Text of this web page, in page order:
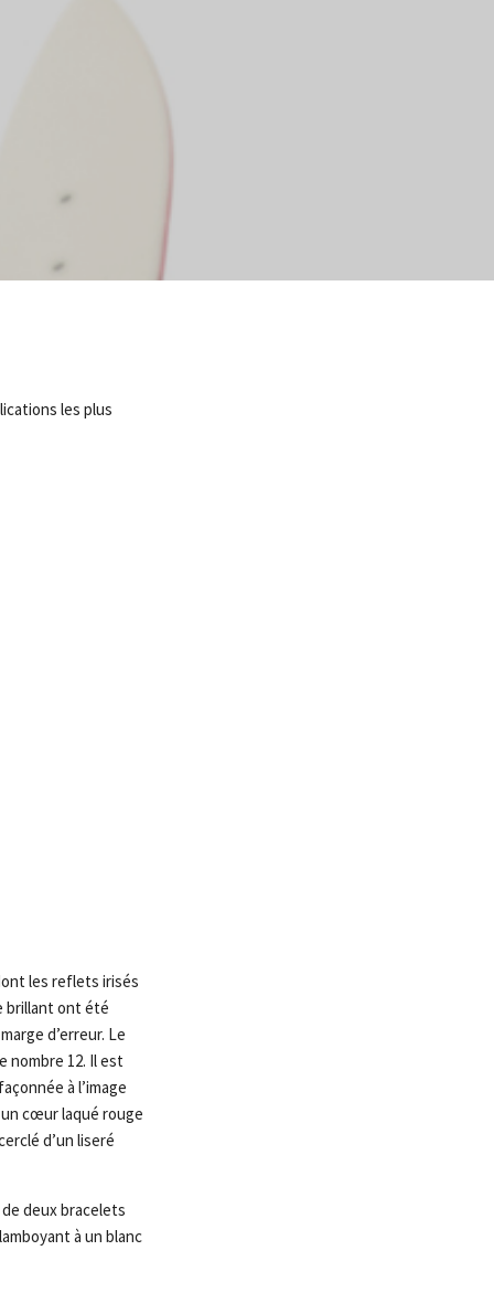
les plus
les reflets irisés
brillant ont été
d’erreur. Le
nombre 12. Il est
à l’image
cœur laqué rouge
d’un liseré
deux bracelets
à un blanc